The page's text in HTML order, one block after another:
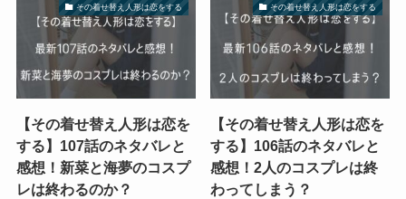
その着せ替え人形は恋をする
【その着せ替え人形は恋を
する】107話のネタバレと
感想！新菜と海夢のコスプ
レは終わるのか？
その着せ替え人形は恋をする
【その着せ替え人形は恋を
する】106話のネタバレと
感想！2人のコスプレは終
わってしまう？